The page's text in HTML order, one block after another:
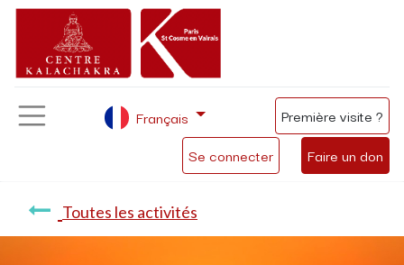
Se connecter Faire un don
Français Première visite ?
Toutes les activités